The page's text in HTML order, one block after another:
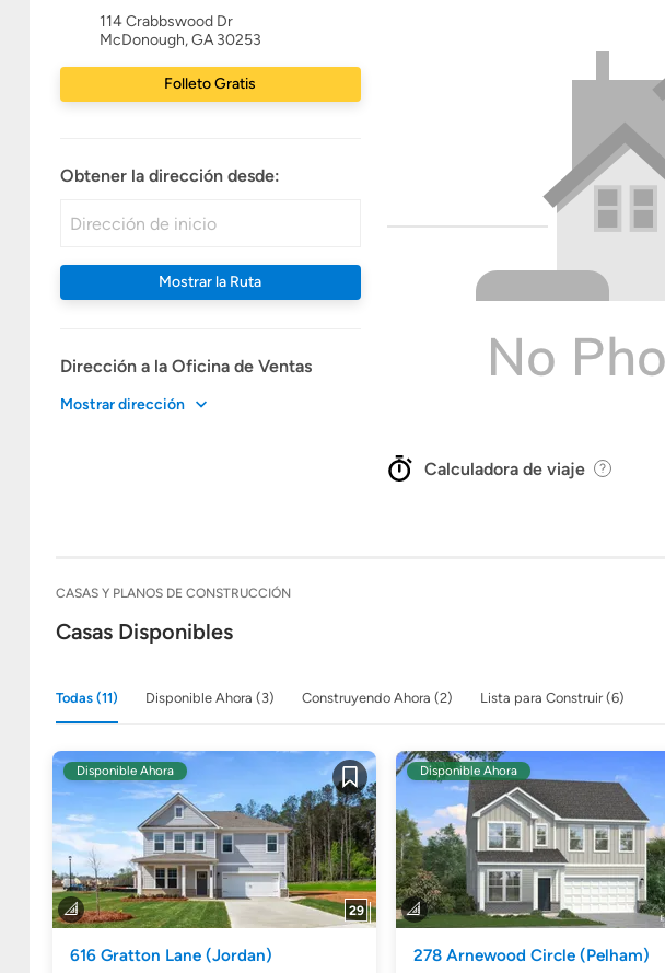
114 Crabbswood Dr
McDonough, GA 30253
Folleto Gratis
Obtener la dirección desde:
Mostrar la Ruta
Dirección a la Oficina de Ventas
Mostrar dirección
Calculadora de viaje
CASAS Y PLANOS DE CONSTRUCCIÓN
Casas Disponibles
Todas (11) Disponible Ahora (3) Construyendo Ahora (2) Lista para Construir (6)
Guardar
29
Disponible Ahora
616 Gratton Lane (Jordan)
Disponible Ahora
278 Arnewood Circle (Pelham)